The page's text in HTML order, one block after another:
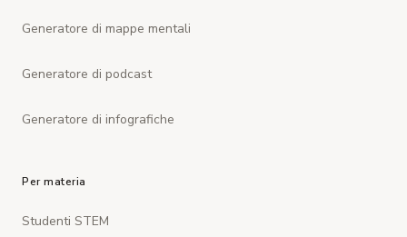
Generatore di mappe mentali
Generatore di podcast
Generatore di infografiche
Per materia
Studenti STEM